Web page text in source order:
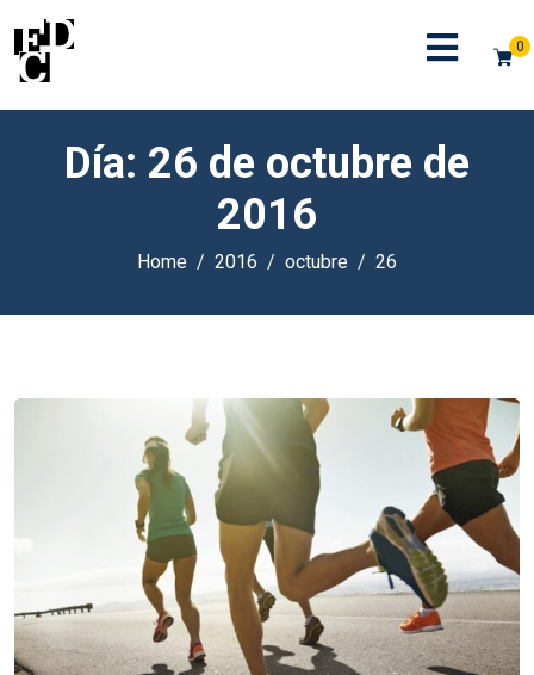
0
Día: 26 de octubre de
2016
Home 2016 octubre 26